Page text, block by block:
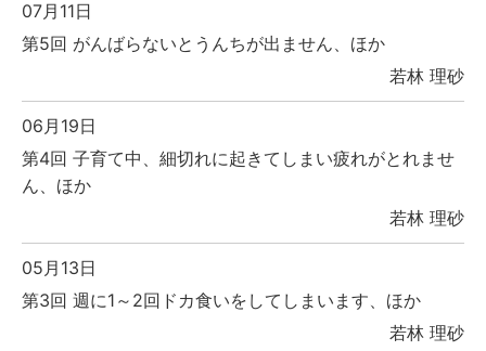
07月11日
第5回 がんばらないとうんちが出ません、ほか
若林 理砂
06月19日
第4回 子育て中、細切れに起きてしまい疲れがとれませ
ん、ほか
若林 理砂
05月13日
第3回 週に1～2回ドカ食いをしてしまいます、ほか
若林 理砂